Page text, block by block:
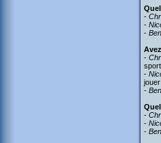
-
-
- Ben
-
-
- Ben
-
-
- Ben